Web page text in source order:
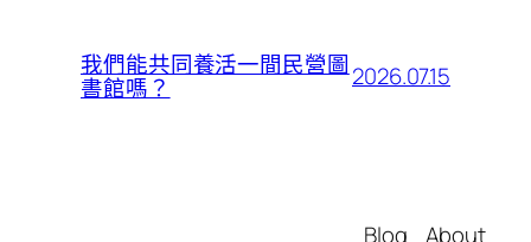
我們能共同養活一間民營圖
書館嗎？ 2026.07.15
Blog About